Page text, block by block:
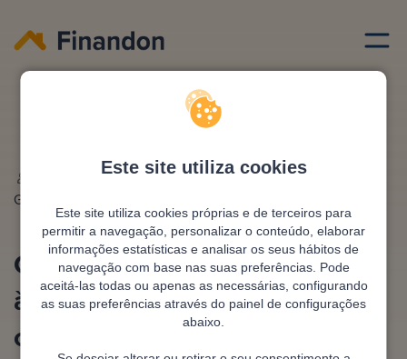
Este site utiliza cookies
Este site utiliza cookies próprias e de terceiros para
permitir a navegação, personalizar o conteúdo, elaborar
informações estatísticas e analisar os seus hábitos de
navegação com base nas suas preferências. Pode
aceitá-las todas ou apenas as necessárias, configurando
as suas preferências através do painel de configurações
abaixo.
Emprestimo habitacao
Consegue se um emprestimo a habitacao estando a
Ana
Gonzalez
Editado e revisto por
Consegue se um empréstimo
à habitação estando a
contrato